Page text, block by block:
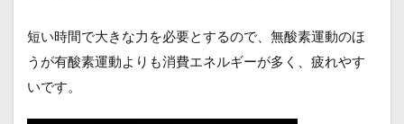
短い時間で大きな力を必要とするので、無酸素運動のほ
うが有酸素運動よりも消費エネルギーが多く、疲れやす
いです。